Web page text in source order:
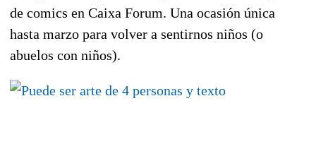
de comics en Caixa Forum. Una ocasión única
hasta marzo para volver a sentirnos niños (o
abuelos con niños).